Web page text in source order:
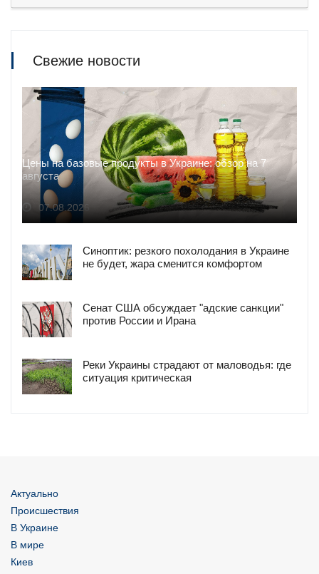
Свежие новости
Цены на базовые продукты в Украине: обзор на 7
августа
07.08.2026
Синоптик: резкого похолодания в Украине
не будет, жара сменится комфортом
Сенат США обсуждает "адские санкции"
против России и Ирана
Реки Украины страдают от маловодья: где
ситуация критическая
Актуально
Происшествия
В Украине
В мире
Киев